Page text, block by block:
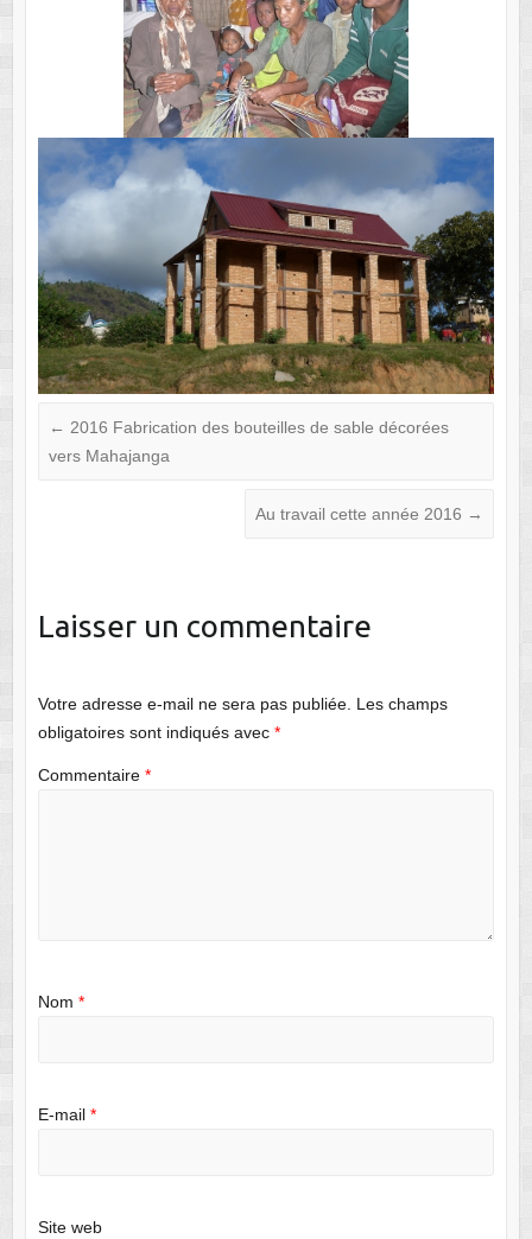
← 2016 Fabrication des bouteilles de sable décorées
vers Mahajanga
Au travail cette année 2016 →
Laisser un commentaire
Votre adresse e-mail ne sera pas publiée. Les champs
obligatoires sont indiqués avec *
Commentaire *
Nom *
E-mail *
Site web